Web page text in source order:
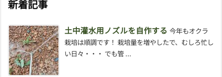
新着記事
土中灌水用ノズルを自作する 今年もオクラ
栽培は順調です！ 栽培量を増やしたで、むしろ忙し
い日々・・・ でも管 ...